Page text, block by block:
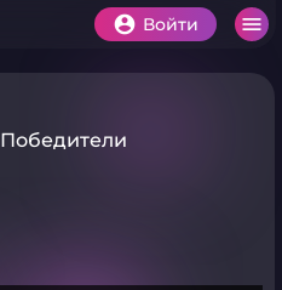
Войти
Победители